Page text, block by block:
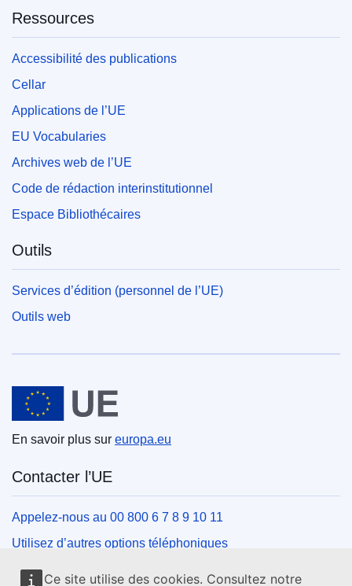
Ce site utilise des cookies. Consultez notre
Ressources
Accessibilité des publications
Cellar
Applications de l’UE
EU Vocabularies
Archives web de l’UE
Code de rédaction interinstitutionnel
Espace Bibliothécaires
Outils
Services d’édition (personnel de l’UE)
Outils web
Union européenne
En savoir plus sur europa.eu
Contacter l’UE
Appelez-nous au 00 800 6 7 8 9 10 11
Utilisez d’autres options téléphoniques
Écrivez-nous au moyen de notre formulaire de contact